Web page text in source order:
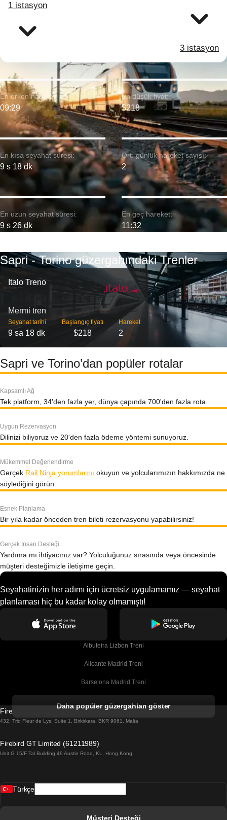
1 istasyon
3 istasyon
En kısa seyahat süresi:
9 s 18 dk
En erken hareket:
09:29
En uzun seyahat süresi:
9 s 26 dk
En düşük fiyat:
$218
Ort. günlük hareket sayısı:
2
En geç hareket:
11:32
Sapri - Torino güzergahındaki Trenler
Italo Treno
Mermi tren
Seyahat tarihi
9 sa 18 dk
Başlangıç ​​fiyatı
$218
Hareket
2
Sapri ve Torino’dan popüler rotalar
Kapsamlı Ağ
Tek platform, 34'den fazla yer, dünya çapında 700'den fazla rota.
Uygun Rezervasyon
Dilinizi biliyoruz ve 20'den fazla ödeme yöntemi sunuyoruz.
Mükemmel Değerlendirme
Gerçek Rail Ninja yorumlarını okuyun ve yolcularımızın hakkımızda ne
söylediğini görün.
Esnek Planlama
Bir yıla kadar önceden tren bileti rezervasyonu yapabilirsiniz!
Gerçek İnsan Desteği
Yardıma mı ihtiyacınız var? Yolculuğunuz sırasında veya öncesinde
müşteri desteğimizle iletişime geçin.
Seyahatinizin her adımı için ücretsiz uygulamamız — seyahat
planlaması hiç bu kadar kolay olmamıştı!
Albufeira Lizbon Treni
Alicante Madrid Treni
Barselona Madrid Treni
Barselona Sevilla Treni
Belfast Dublin Treni
Daha popüler güzergahları göster
Firebird GT Limited (OC 1451)
432, Triq Fleur de Lys, Suite 1, Birkirkara, BKR 9061, Malta
Firebird GT Limited (61211989)
Unit G 15/F Tal Building 49 Austin Road, KL, Hong Kong
Türkçe
Müşteri Desteği